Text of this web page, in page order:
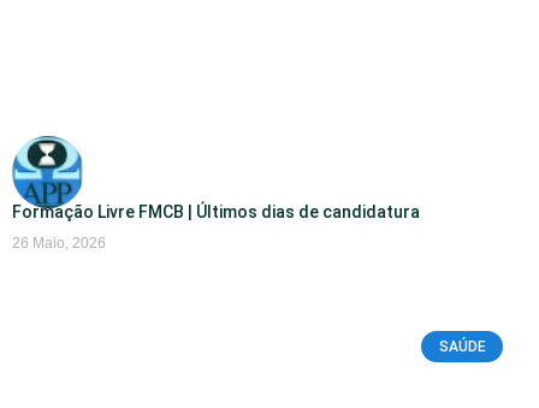
Formação Livre FMCB | Últimos dias de candidatura
26 Maio, 2026
SAÚDE